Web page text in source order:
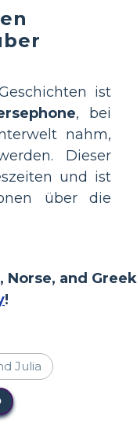
ist
, bei
nahm,
Dieser
und ist
über die
Norse, and Greek
!